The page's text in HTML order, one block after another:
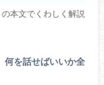
本文でくわしく解説
何を話せばいいか全